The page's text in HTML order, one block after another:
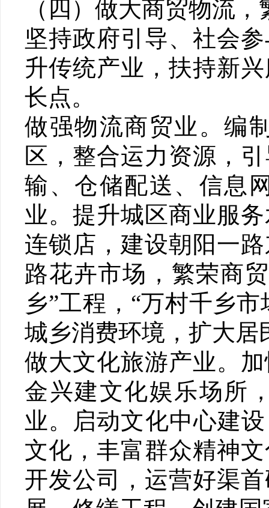
（四）做大商贸物流
坚持政府引导、社会
升传统产业，扶持新
长点。
做强物流商贸业。编
区，整合运力资源，
输、仓储配送、信息
业。提升城区商业服
连锁店，建设朝阳一
路花卉市场，繁荣商
乡”工程，“万村千乡
城乡消费环境，扩大居
做大文化旅游产业。
金兴建文化娱乐场所
业。启动文化中心建
文化，丰富群众精神
开发公司，运营好渠